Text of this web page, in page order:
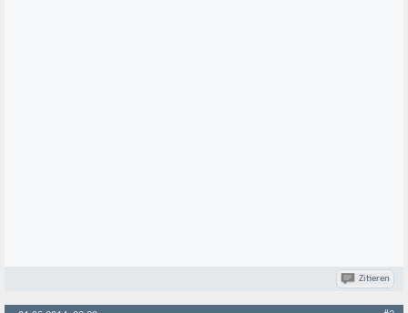
Zitieren